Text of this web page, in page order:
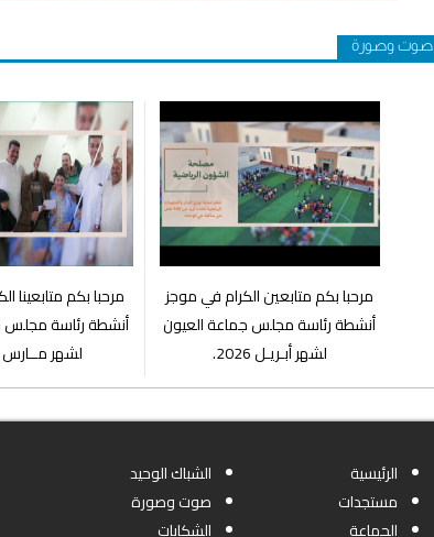
صوت وصورة
⁨مرحبا بكم متابعين الكرام في موجز
أنشطة رئاسة مجلس جماعة العيون
لشهر أبـريـل 2026.
مرحبا بكم متابعينا
أنشطة رئاسة مجلس
لشهر مــارس 2026
الرئيسية
مستجدات
الجماعة
الشباك الوحيد
صوت وصورة
الشكايات